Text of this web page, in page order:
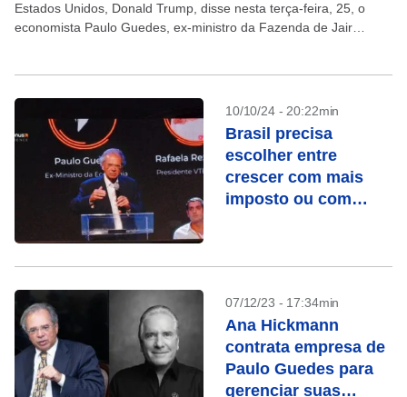
Estados Unidos, Donald Trump, disse nesta terça-feira, 25, o
economista Paulo Guedes, ex-ministro da Fazenda de Jair
10/10/24 - 20:22min
Brasil precisa
escolher entre
crescer com mais
imposto ou com
07/12/23 - 17:34min
Ana Hickmann
contrata empresa de
Paulo Guedes para
gerenciar suas